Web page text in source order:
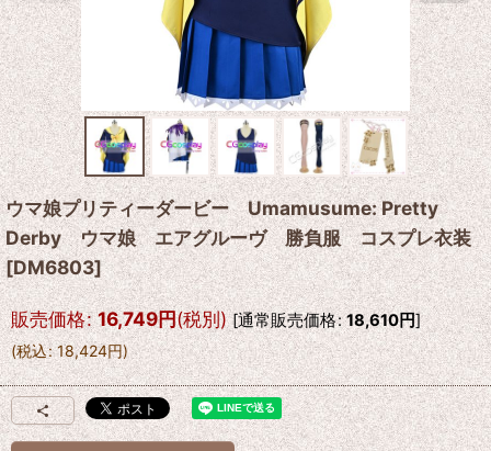
ウマ娘プリティーダービー Umamusume: Pretty
Derby ウマ娘 エアグルーヴ 勝負服 コスプレ衣装
[DM6803]
販売価格: 16,749円(税別) [通常販売価格: 18,610円]
(税込: 18,424円)